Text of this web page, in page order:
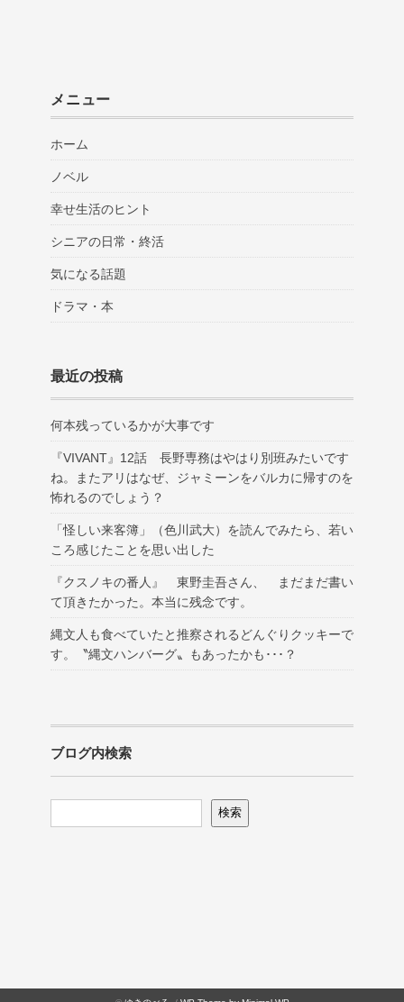
メニュー
ホーム
ノベル
幸せ生活のヒント
シニアの日常・終活
気になる話題
ドラマ・本
最近の投稿
何本残っているかが大事です
『VIVANT』12話 長野専務はやはり別班みたいです
ね。またアリはなぜ、ジャミーンをバルカに帰すのを
怖れるのでしょう？
「怪しい来客簿」（色川武大）を読んでみたら、若い
ころ感じたことを思い出した
『クスノキの番人』 東野圭吾さん、 まだまだ書い
て頂きたかった。本当に残念です。
縄文人も食べていたと推察されるどんぐりクッキーで
す。〝縄文ハンバーグ〟もあったかも･･･？
ブログ内検索
検索